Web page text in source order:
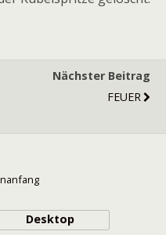
Nächster Beitrag
FEUER
Desktop